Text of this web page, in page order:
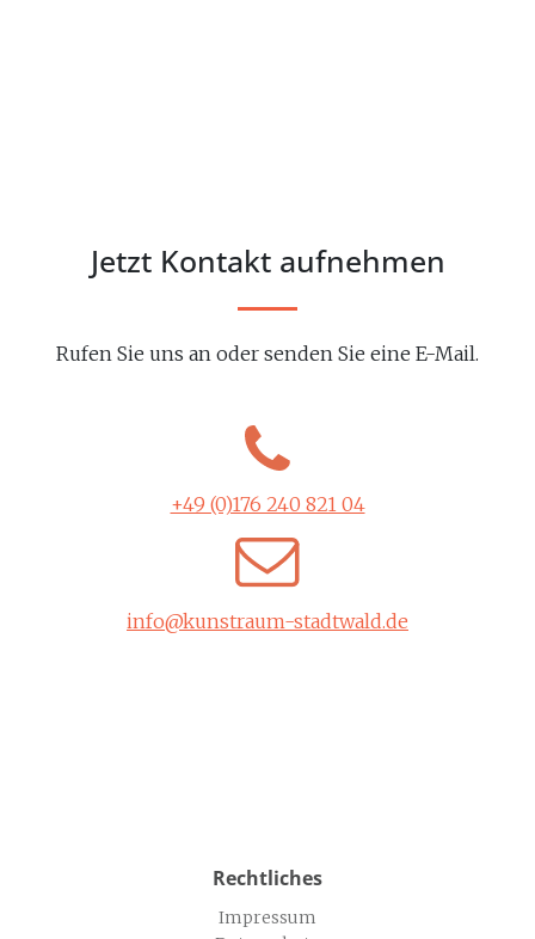
Jetzt Kontakt aufnehmen
Rufen Sie uns an oder senden Sie eine E-Mail.
+49 (0)176 240 821 04‬
info@kunstraum-stadtwald.de
Rechtliches
Impressum